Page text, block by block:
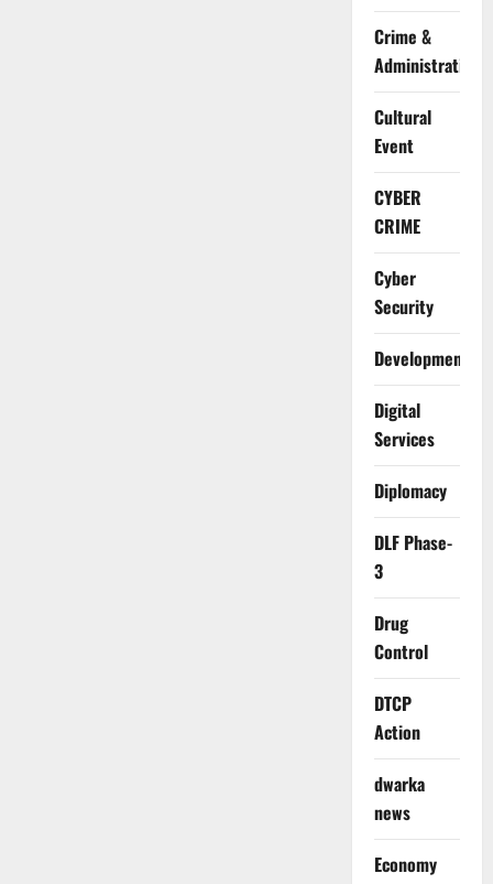
Crime &
Administration
Cultural
Event
CYBER
CRIME
Cyber
Security
Development
Digital
Services
Diplomacy
DLF Phase-
3
Drug
Control
DTCP
Action
dwarka
news
Economy